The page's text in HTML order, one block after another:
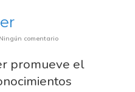
Ningún comentario
promueve el